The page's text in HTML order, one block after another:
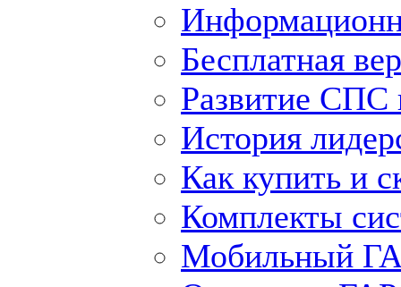
Бесплатная
Развитие СПС
История
Как купить и
Комплекты
Мобильный